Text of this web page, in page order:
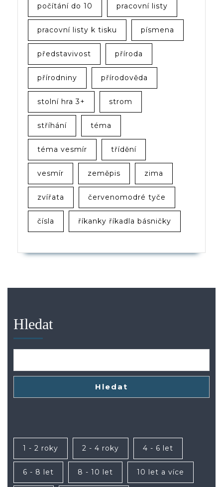
počítání do 10 pracovní listy
pracovní listy k tisku písmena
představivost příroda
přírodniny přírodověda
stolní hra 3+ strom
stříhání téma
téma vesmír třídění
vesmír zeměpis zima
zvířata červenomodré tyče
čísla říkanky říkadla básničky
Hledat
Hledat
1 - 2 roky 2 - 4 roky 4 - 6 let
6 - 8 let 8 - 10 let 10 let a více